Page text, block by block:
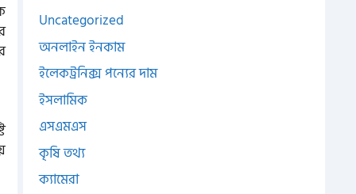
Uncategorized
অনলাইন ইনকাম
ইলেকট্রনিক্স পন্যের দাম
ইসলামিক
এসএমএস
কৃষি তথ্য
ক্যামেরা